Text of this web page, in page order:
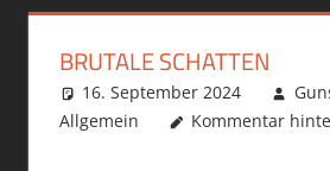
BRUTALE SCHATTEN
16. September 2024
Allgemein
Kommentar